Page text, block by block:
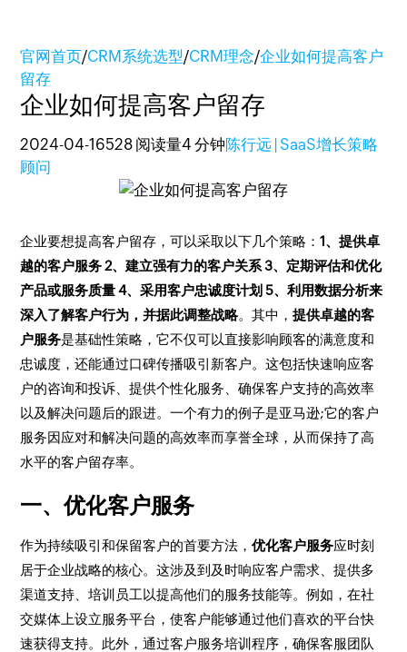
官网首页/CRM系统选型/CRM理念/企业如何提高客户
留存
企业如何提高客户留存
2024-04-16528 阅读量4 分钟陈行远 | SaaS增长策略
顾问
企业要想提高客户留存，可以采取以下几个策略：1、提供卓
越的客户服务 2、建立强有力的客户关系 3、定期评估和优化
产品或服务质量 4、采用客户忠诚度计划 5、利用数据分析来
深入了解客户行为，并据此调整战略。其中，提供卓越的客
户服务是基础性策略，它不仅可以直接影响顾客的满意度和
忠诚度，还能通过口碑传播吸引新客户。这包括快速响应客
户的咨询和投诉、提供个性化服务、确保客户支持的高效率
以及解决问题后的跟进。一个有力的例子是亚马逊;它的客户
服务因应对和解决问题的高效率而享誉全球，从而保持了高
水平的客户留存率。
一、优化客户服务
作为持续吸引和保留客户的首要方法，优化客户服务应时刻
居于企业战略的核心。这涉及到及时响应客户需求、提供多
渠道支持、培训员工以提高他们的服务技能等。例如，在社
交媒体上设立服务平台，使客户能够通过他们喜欢的平台快
速获得支持。此外，通过客户服务培训程序，确保客服团队